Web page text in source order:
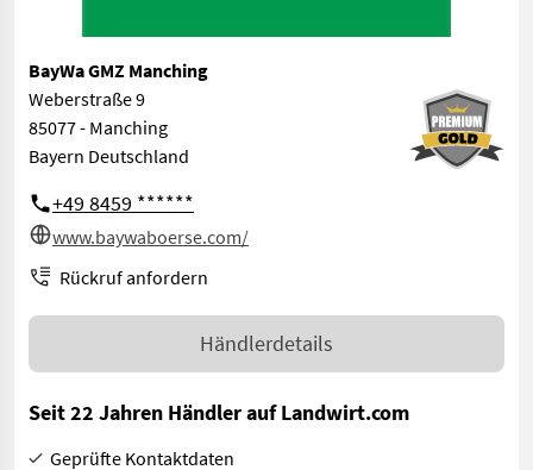
BayWa GMZ Manching
Weberstraße 9
85077 - Manching
Bayern Deutschland
+49 8459 ******
www.baywaboerse.com/
Rückruf anfordern
Händlerdetails
Seit 22 Jahren Händler auf Landwirt.com
Geprüfte Kontaktdaten